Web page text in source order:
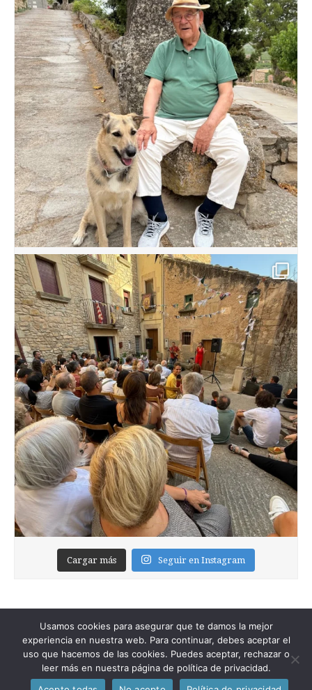
Cargar más Seguir en Instagram
Copyright © 2026 Foixblog
. All Rights Reserved.
Usamos cookies para asegurar que te damos la mejor
experiencia en nuestra web. Para continuar, debes aceptar el
uso que hacemos de las cookies. Puedes aceptar, rechazar o
leer más en nuestra página de política de privacidad.